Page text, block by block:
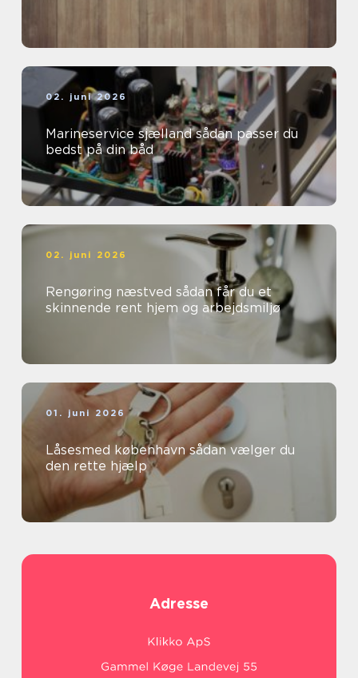
02. juni 2026
Marineservice sjælland sådan passer du
bedst på din båd
02. juni 2026
Rengøring næstved sådan får du et
skinnende rent hjem og arbejdsmiljø
01. juni 2026
Låsesmed københavn sådan vælger du
den rette hjælp
Adresse